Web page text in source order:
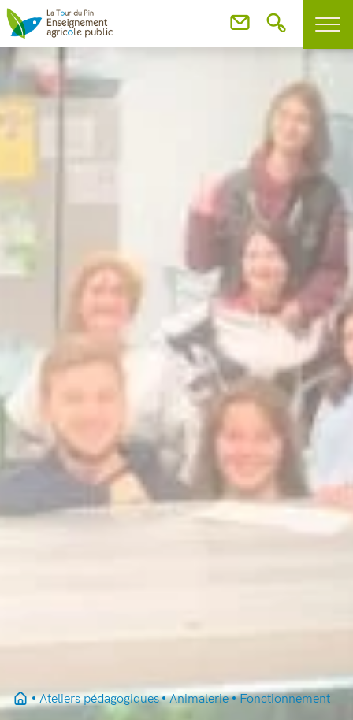
Ateliers pédagogiques Animalerie Fonctionnement